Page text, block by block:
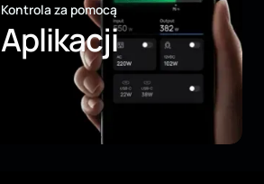
Kontrola za pomocą
Aplikacji